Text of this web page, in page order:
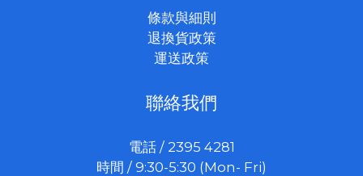
條款與細則
退換貨政策
運送政策
聯絡我們
電話 / 2395 4281
時間 / 9:30-5:30 (Mon- Fri)